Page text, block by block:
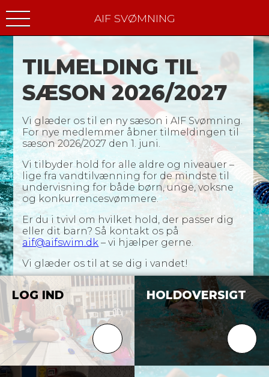
AIF SVØMNING
TILMELDING TIL
SÆSON 2026/2027
Vi glæder os til en ny sæson i AIF Svømning.
For nye medlemmer åbner tilmeldingen til
sæson 2026/2027 den 1. juni.
Vi tilbyder hold for alle aldre og niveauer –
lige fra vandtilvænning for de mindste til
undervisning for både børn, unge, voksne
og konkurrencesvømmere.
Er du i tvivl om hvilket hold, der passer dig
eller dit barn? Så kontakt os på
aif@aifswim.dk – vi hjælper gerne.
Vi glæder os til at se dig i vandet!
LOG IND HOLDOVERSIGT